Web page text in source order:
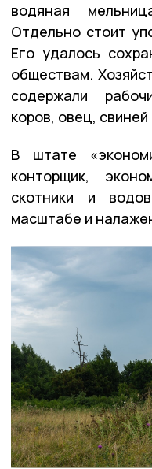
водяная
Отдельно стоит
Его удалось
обществам.
содержали
коров, овец,
В штате
конторщик,
скотники и
масштабе и